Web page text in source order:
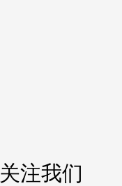
关注我们